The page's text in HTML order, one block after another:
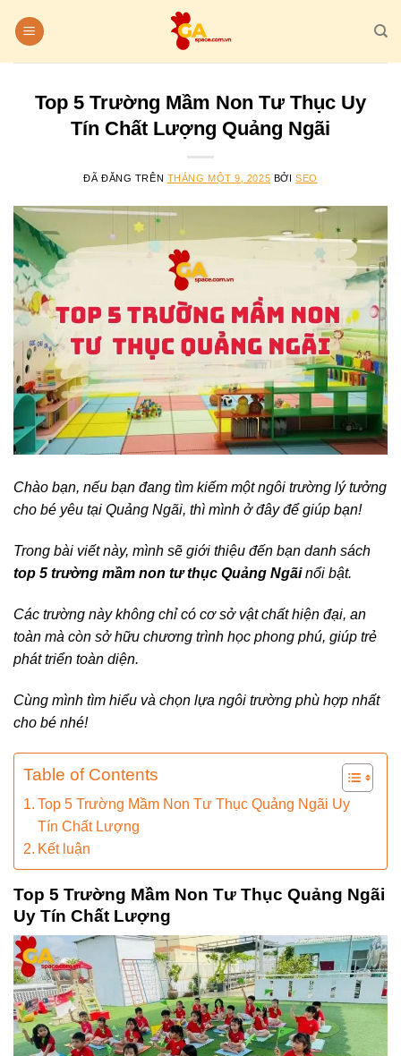
đến
Top 5 Trường Mầm Non Tư Thục Uy
Tín Chất Lượng Quảng Ngãi
ĐÃ ĐĂNG TRÊN THÁNG MỘT 9, 2025 BỞI SEO
Chào bạn, nếu bạn đang tìm kiếm một ngôi trường lý tưởng
cho bé yêu tại Quảng Ngãi, thì mình ở đây để giúp bạn!
Trong bài viết này, mình sẽ giới thiệu đến bạn danh sách
top 5 trường mầm non tư thục Quảng Ngãinổi bật.
Các trường này không chỉ có cơ sở vật chất hiện đại, an
toàn mà còn sở hữu chương trình học phong phú, giúp trẻ
phát triển toàn diện.
Cùng mình tìm hiểu và chọn lựa ngôi trường phù hợp nhất
cho bé nhé!
Table of Contents
Top 5 Trường Mầm Non Tư Thục Quảng Ngãi Uy
Tín Chất Lượng
Kết luận
Top 5 Trường Mầm Non Tư Thục Quảng Ngãi
Uy Tín Chất Lượng